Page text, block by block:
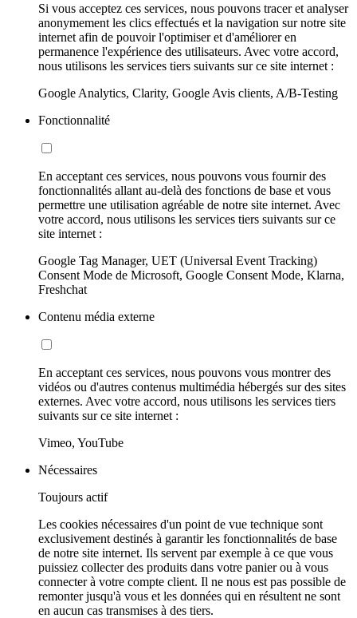
Si vous acceptez ces services, nous pouvons tracer et analyser
anonymement les clics effectués et la navigation sur notre site
internet afin de pouvoir l'optimiser et d'améliorer en
permanence l'expérience des utilisateurs. Avec votre accord,
nous utilisons les services tiers suivants sur ce site internet :
Google Analytics, Clarity, Google Avis clients, A/B-Testing
Fonctionnalité
En acceptant ces services, nous pouvons vous fournir des
fonctionnalités allant au-delà des fonctions de base et vous
permettre une utilisation agréable de notre site internet. Avec
votre accord, nous utilisons les services tiers suivants sur ce
site internet :
Google Tag Manager, UET (Universal Event Tracking)
Consent Mode de Microsoft, Google Consent Mode, Klarna,
Freshchat
Contenu média externe
En acceptant ces services, nous pouvons vous montrer des
vidéos ou d'autres contenus multimédia hébergés sur des sites
externes. Avec votre accord, nous utilisons les services tiers
suivants sur ce site internet :
Vimeo, YouTube
Nécessaires
Toujours actif
Les cookies nécessaires d'un point de vue technique sont
exclusivement destinés à garantir les fonctionnalités de base
de notre site internet. Ils servent par exemple à ce que vous
puissiez collecter des produits dans votre panier ou à vous
connecter à votre compte client. Il ne nous est pas possible de
remonter jusqu'à vous et les données qui en résultent ne sont
en aucun cas transmises à des tiers.